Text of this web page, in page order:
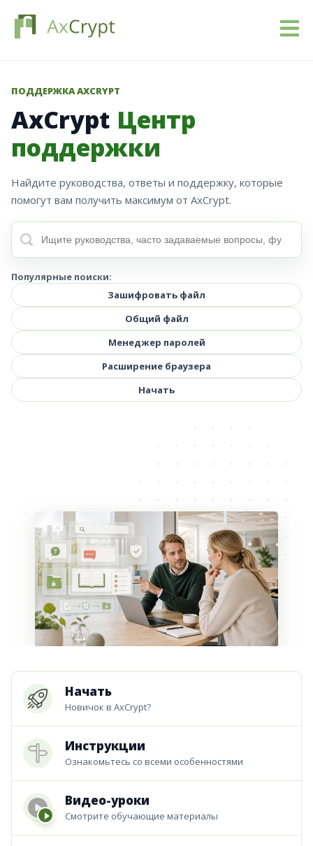
Стоимость
Наш продукт
Индустрии
Ресурсы
ПОДДЕРЖКА AXCRYPT
AxCrypt Центр
поддержки
Найдите руководства, ответы и поддержку, которые
помогут вам получить максимум от AxCrypt.
Популярные поиски:
Зашифровать файл
Общий файл
Менеджер паролей
Расширение браузера
Начать
Начать
Новичок в AxCrypt?
Инструкции
Ознакомьтесь со всеми особенностями
Видео-уроки
Смотрите обучающие материалы